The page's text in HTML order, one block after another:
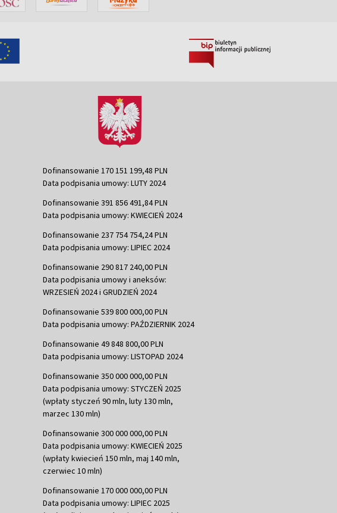
Dofinansowanie 170 151 199,48 PLN
Data podpisania umowy: LUTY 2024
Dofinansowanie 391 856 491,84 PLN
Data podpisania umowy: KWIECIEŃ 2024
Dofinansowanie 237 754 754,24 PLN
Data podpisania umowy: LIPIEC 2024
Dofinansowanie 290 817 240,00 PLN
Data podpisania umowy i aneksów:
WRZESIEŃ 2024 i GRUDZIEŃ 2024
Dofinansowanie 539 800 000,00 PLN
Data podpisania umowy: PAŹDZIERNIK 2024
Dofinansowanie 49 848 800,00 PLN
Data podpisania umowy: LISTOPAD 2024
Dofinansowanie 350 000 000,00 PLN
Data podpisania umowy: STYCZEŃ 2025
(wpłaty styczeń 90 mln, luty 130 mln,
marzec 130 mln)
Dofinansowanie 300 000 000,00 PLN
Data podpisania umowy: KWIECIEŃ 2025
(wpłaty kwiecień 150 mln, maj 140 mln,
czerwiec 10 mln)
Dofinansowanie 170 000 000,00 PLN
Data podpisania umowy: LIPIEC 2025